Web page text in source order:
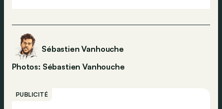
Sébastien Vanhouche
Photos: Sébastien Vanhouche
PUBLICITÉ